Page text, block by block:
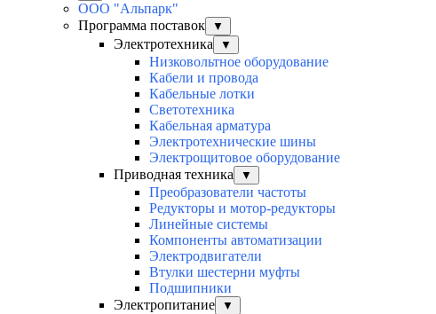
ООО "Альпарк"
Программа поставок
▼
Электротехника ▼
Низковольтное оборудование
Кабели и провода
Кабельные лотки
Светотехника
Кабельная арматура
Электротехнические шины
Электрощитовое оборудование
Приводная техника
▼
Преобразователи частоты
Редукторы и мотор-редукторы
Линейные системы
Компоненты автоматизации
Электродвигатели
Втулки шестерни муфты
Подшипники
Электропитание
▼